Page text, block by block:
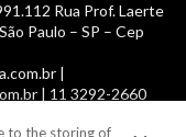
Rua Prof. Laerte
Paulo – SP – Cep
|
| 11 3292-2660
to the storing of